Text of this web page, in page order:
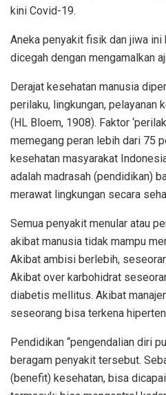
kini Covid-19.
Aneka penyakit fisik dan jiwa
dicegah dengan mengamalkan
Derajat kesehatan manusia
perilaku, lingkungan, pelayanan
(HL Bloem, 1908). Faktor
memegang peran lebih dari 75
kesehatan masyarakat
adalah madrasah (pendidikan)
merawat lingkungan secara
Semua penyakit menular atau
akibat manusia tidak mampu
Akibat ambisi berlebih,
Akibat over karbohidrat
diabetis mellitus. Akibat
seseorang bisa terkena
Pendidikan “pengendalian diri
beragam penyakit tersebut.
(benefit) kesehatan, bisa